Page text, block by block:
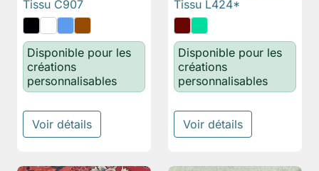
Tissu C907
Disponible pour les
créations
personnalisables
Voir détails
Tissu L424*
Disponible pour les
créations
personnalisables
Voir détails